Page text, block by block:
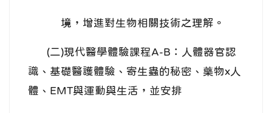
境，增進對生物相關技術之理解。
(二)現代醫學體驗課程A-B：人體器官認
識、基礎醫護體驗、寄生蟲的秘密、藥物x人
體、EMT與運動與生活，並安排